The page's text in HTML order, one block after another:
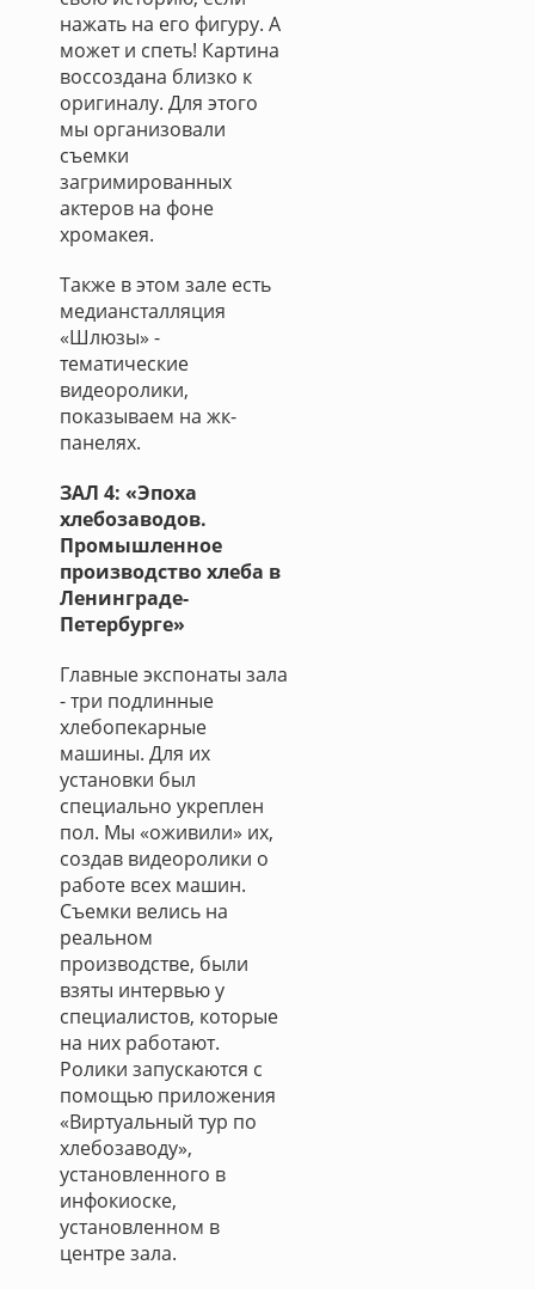
нажать на его фигуру. А
может и спеть! Картина
воссоздана близко к
оригиналу. Для этого
мы организовали
съемки
загримированных
актеров на фоне
хромакея.
Также в этом зале есть
медиансталляция
«Шлюзы» -
тематические
видеоролики,
показываем на жк-
панелях.
ЗАЛ 4: «Эпоха
хлебозаводов.
Промышленное
производство хлеба в
Ленинграде-
Петербурге»
Главные экспонаты зала
- три подлинные
хлебопекарные
машины. Для их
установки был
специально укреплен
пол. Мы «оживили» их,
создав видеоролики о
работе всех машин.
Съемки велись на
реальном
производстве, были
взяты интервью у
специалистов, которые
на них работают.
Ролики запускаются с
помощью приложения
«Виртуальный тур по
хлебозаводу»,
установленного в
инфокиоске,
установленном в
центре зала.